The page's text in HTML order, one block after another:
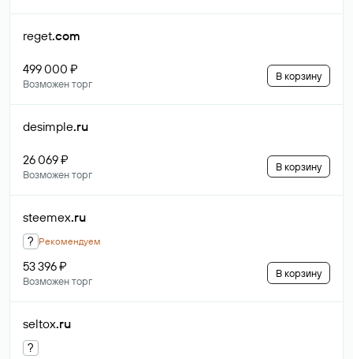
reget.com
499 000 ₽
Возможен торг
В корзину
desimple.ru
26 069 ₽
Возможен торг
В корзину
steemex.ru
? Рекомендуем
53 396 ₽
Возможен торг
В корзину
seltox.ru
?